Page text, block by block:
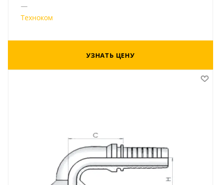
—
Техноком
УЗНАТЬ ЦЕНУ